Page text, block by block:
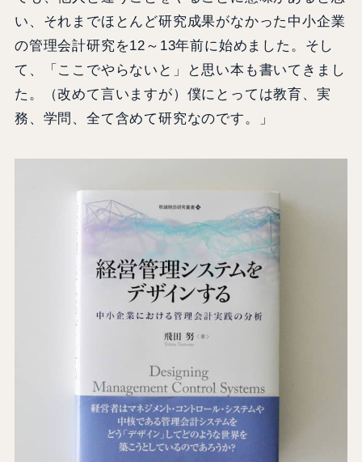
い、それまでほとんど研究成果がなかった中小企業
の管理会計研究を12～13年前に始めました。そし
て、「ここでやらないと」と思い本も書いてきまし
た。（改めて言いますが）僕にとっては教育、実
務、学問、全て含めて研究なのです。」